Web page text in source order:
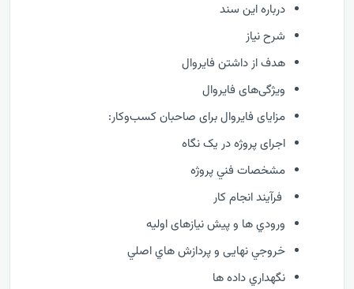
درباره این سند
شرح نیاز
هدف از داشتن فایروال
ویژگی‌های فایروال
مزایای فایروال برای صاحبان کسب‌وکار:
اجرای پروژه در یک نگاه
مشخصات فني پروژه
فرآيند انجام کار
ورودي ها و پیش نیازهای اولیه
خروجي نهایی و پردازش هاي اصلي
نگهداري داده ها